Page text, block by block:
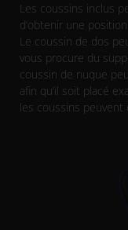
Les coussins inclus
d’obtenir une
Le coussin de dos
vous procure du
coussin de nuque
afin qu’il soit placé
les coussins peuvent